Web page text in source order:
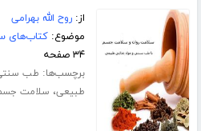
از:روح الله بهرامی
موضوع:کتاب‌های
۳۴ صفحه
برچسب‌ها: طب
طبیعی، سلامت